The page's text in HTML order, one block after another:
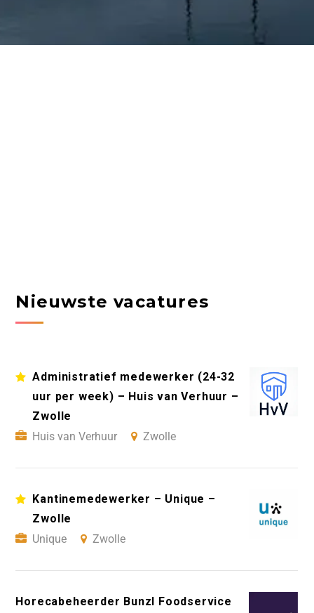
Nieuwste vacatures
Administratief medewerker (24-32
uur per week) – Huis van Verhuur –
Zwolle
Huis van Verhuur
Zwolle
Kantinemedewerker – Unique –
Zwolle
Unique
Zwolle
Horecabeheerder Bunzl Foodservice